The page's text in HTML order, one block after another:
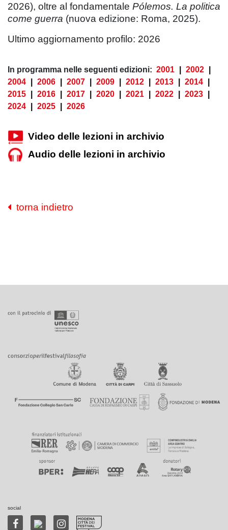
2026), oltre al fondamentale Pólemos. La politica
come guerra (nuova edizione: Roma, 2025).
Ultimo aggiornamento profilo: 2026
In programma nelle seguenti edizioni: 2001 2002
2004
2006 2007 2009 2012 2013 2014
2015
2016 2017 2020 2021 2022 2023
2024
2025 2026
Video delle lezioni in archivio
Audio delle lezioni in archivio
torna indietro
social